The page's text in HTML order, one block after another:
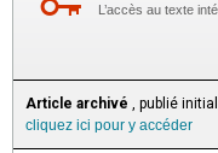
L’accès au texte
Article archivé , publié
cliquez ici pour y accéder